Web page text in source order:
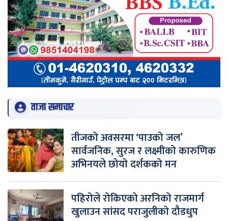
ताजा समाचार
तीजको अवसरमा ‘पाउको जल’
सार्वजनिक, सुरज र लक्ष्मीको कारुणिक
अभिनयले छोयो दर्शकको मन
पहिरोले रोकिएको अरनिको राजमार्ग
खुलाउन सांसद पराजुलीको दौडधुप